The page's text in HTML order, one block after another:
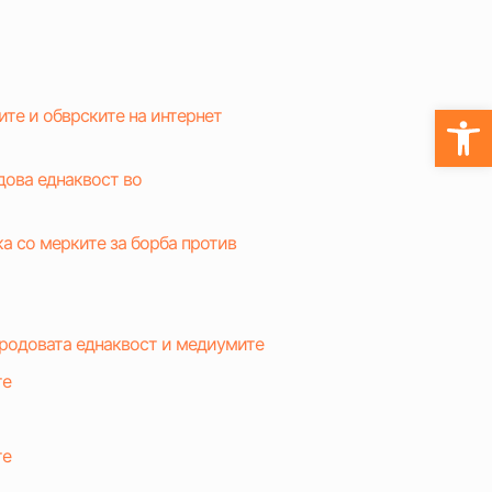
и обврските на интернет
еднаквост во
со мерките за борба против
еднаквост и медиумите